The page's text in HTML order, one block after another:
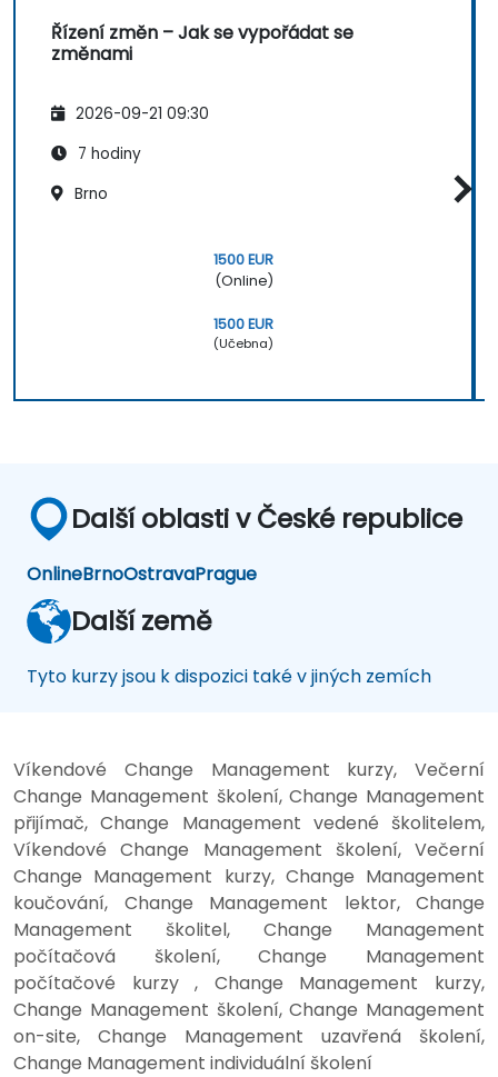
Řízení změn – Jak se vypořádat se
změnami
2026-09-21 09:30
7 hodiny
Brno
1500 EUR
(Online)
1500 EUR
(Učebna)
Další oblasti v České republice
OnlineBrnoOstravaPrague
Další země
Tyto kurzy jsou k dispozici také v jiných zemích
Víkendové Change Management kurzy, Večerní
Change Management školení, Change Management
přijímač, Change Management vedené školitelem,
Víkendové Change Management školení, Večerní
Change Management kurzy, Change Management
koučování, Change Management lektor, Change
Management školitel, Change Management
počítačová školení, Change Management
počítačové kurzy , Change Management kurzy,
Change Management školení, Change Management
on-site, Change Management uzavřená školení,
Change Management individuální školení